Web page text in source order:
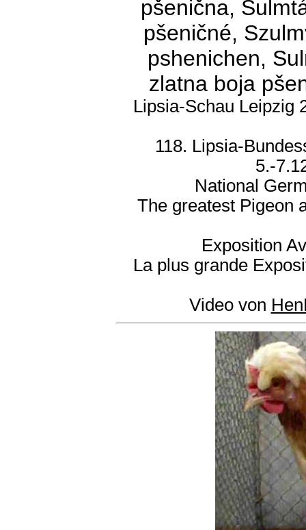
pšenična,
pšeničné,
pshenichen,
zlatna boja
Lipsia-Schau Leipzig
118. Lipsia-
5.-
National
The greatest Pigeon
Exposition
La plus grande
Video von